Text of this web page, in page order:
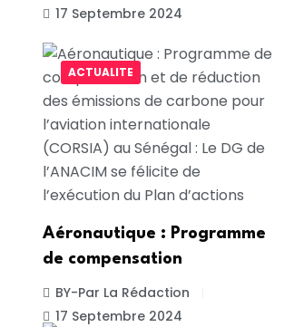
17 Septembre 2024
ACTUALITE
Aéronautique : Programme
de compensation
BY-Par La Rédaction
17 Septembre 2024